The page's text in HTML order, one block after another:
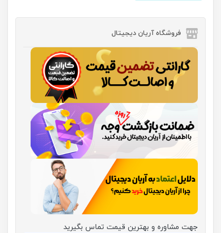
فروشگاه آریان دیجیتال
جهت مشاوره و بهترین قیمت تماس بگیرید